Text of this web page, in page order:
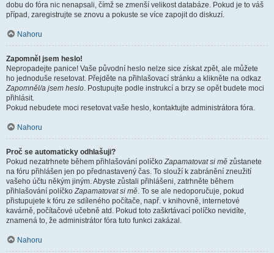
dobu do fóra nic nenapsali, čímž se zmenší velikost databáze. Pokud je to váš
případ, zaregistrujte se znovu a pokuste se více zapojit do diskuzí.
Nahoru
Zapomněl jsem heslo!
Nepropadejte panice! Vaše původní heslo nelze sice získat zpět, ale můžete
ho jednoduše resetovat. Přejděte na přihlašovací stránku a klikněte na odkaz
Zapomněl/a jsem heslo. Postupujte podle instrukcí a brzy se opět budete moci
přihlásit.
Pokud nebudete moci resetovat vaše heslo, kontaktujte administrátora fóra.
Nahoru
Proč se automaticky odhlašuji?
Pokud nezatrhnete během přihlašování políčkoZapamatovat si mě zůstanete
na fóru přihlášen jen po přednastavený čas. To slouží k zabránění zneužití
vašeho účtu někým jiným. Abyste zůstali přihlášeni, zatrhněte během
přihlašování políčkoZapamatovat si mě. To se ale nedoporučuje, pokud
přistupujete k fóru ze sdíleného počítače, např. v knihovně, internetové
kavárně, počítačové učebně atd. Pokud toto zaškrtávací políčko nevidíte,
znamená to, že administrátor fóra tuto funkci zakázal.
Nahoru